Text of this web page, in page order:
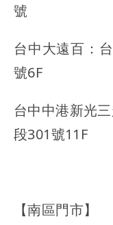
號
台中大遠百：
號6F
台中中港新光
段301號11F
【南區門市】